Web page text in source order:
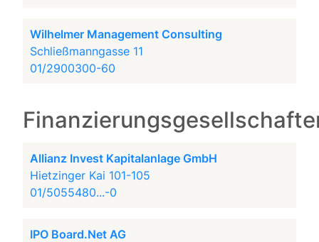
Wilhelmer Management Consulting
Schließmanngasse 11
01/2900300-60
Allianz Invest Kapitalanlage GmbH
Hietzinger Kai 101-105
01/5055480...-0
IPO Board.Net AG